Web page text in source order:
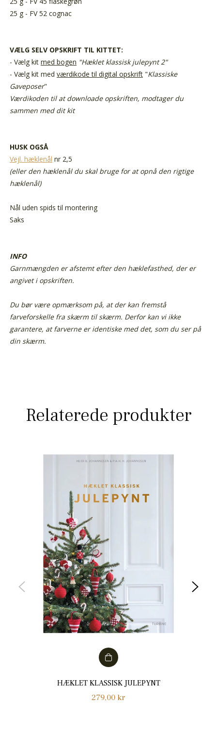
25 g - FV 52 cognac
VÆLG SELV OPSKRIFT TIL KITTET:
- Vælg kit med bogen "Hæklet klassisk julepynt 2"
- Vælg kit med værdikode til digital opskrift "Klassiske
Gaveposer"
Værdikoden til at downloade opskriften, modtager du
sammen med dit kit
HUSK OGSÅ
Vejl. hæklenål nr 2,5
(eller den hæklenål du skal bruge for at opnå den rigtige
hæklenål)
Nål uden spids til montering
Saks
INFO
Garnmængden er afstemt efter den hæklefasthed, der er
angivet i opskriften.
Du bør være opmærksom på, at der kan fremstå
farveforskelle fra skærm til skærm. Derfor kan vi ikke
garantere, at farverne er identiske med det, som du ser på
din skærm.
Relaterede produkter
HÆKLET KLASSISK JULEPYNT
Normalpris
279,00 kr